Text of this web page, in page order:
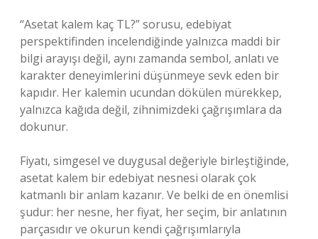
“Asetat kalem kaç TL?” sorusu, edebiyat
perspektifinden incelendiğinde yalnızca maddi bir
bilgi arayışı değil, aynı zamanda sembol, anlatı ve
karakter deneyimlerini düşünmeye sevk eden bir
kapıdır. Her kalemin ucundan dökülen mürekkep,
yalnızca kağıda değil, zihnimizdeki çağrışımlara da
dokunur.
Fiyatı, simgesel ve duygusal değeriyle birleştiğinde,
asetat kalem bir edebiyat nesnesi olarak çok
katmanlı bir anlam kazanır. Ve belki de en önemlisi
şudur: her nesne, her fiyat, her seçim, bir anlatının
parçasıdır ve okurun kendi çağrışımlarıyla